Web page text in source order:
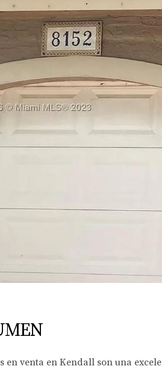
en venta en Kendall son una